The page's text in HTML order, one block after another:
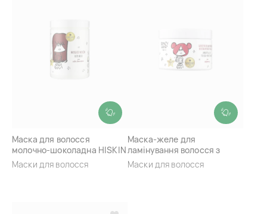
Маска для волосся
молочно-шоколадна HISKIN
Crazy Hair Milk Chocolate
Маски для волосся
Маска-желе для
ламінування волосся з
високою пористістю з
ароматом малини HISKIN
Маски для волосся